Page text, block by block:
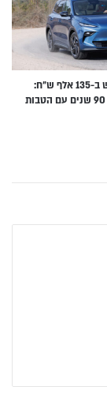
רכב חשמלי חדש ב-135 אלף ש״ח: